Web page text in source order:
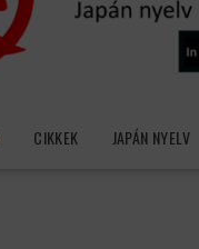
CIKKEK JAPÁN NYELV